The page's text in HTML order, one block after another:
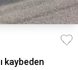
kaybeden